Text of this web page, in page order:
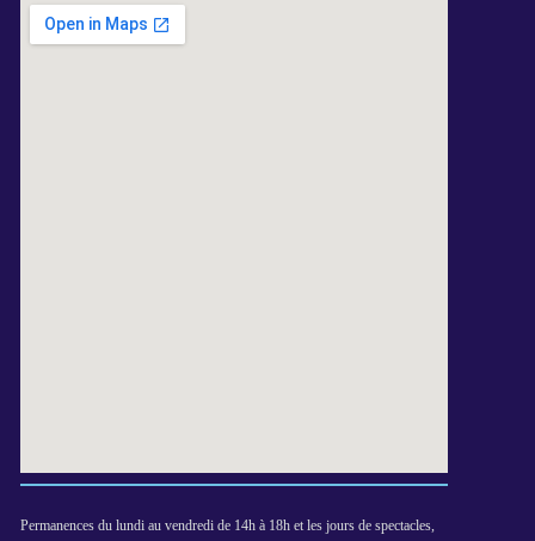
Permanences du lundi au vendredi de 14h à 18h et les jours de spectacles,